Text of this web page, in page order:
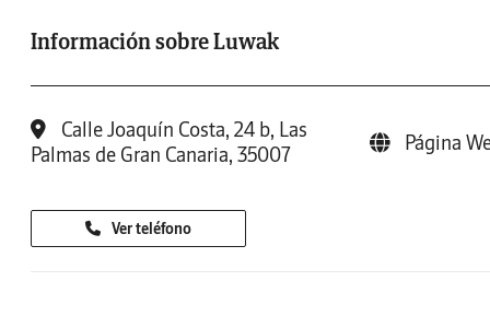
Información sobre Luwak
Calle Joaquín Costa, 24 b, Las
Palmas de Gran Canaria, 35007
Página
Ver teléfono